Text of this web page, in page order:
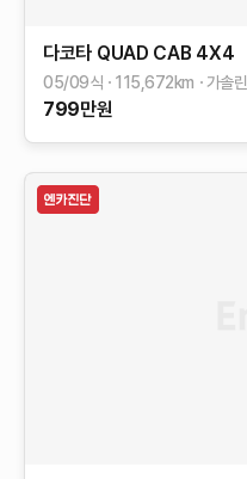
다코타 QUAD CAB 4X4
05/09식 115,672km 가솔린
799만원